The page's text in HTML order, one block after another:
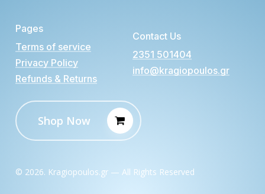
Pages
Terms of service
Privacy Policy
Refunds & Returns
Contact Us
2351 501404
info@kragiopoulos.gr
Shop Now
© 2026. Kragiopoulos.gr — All Rights Reserved